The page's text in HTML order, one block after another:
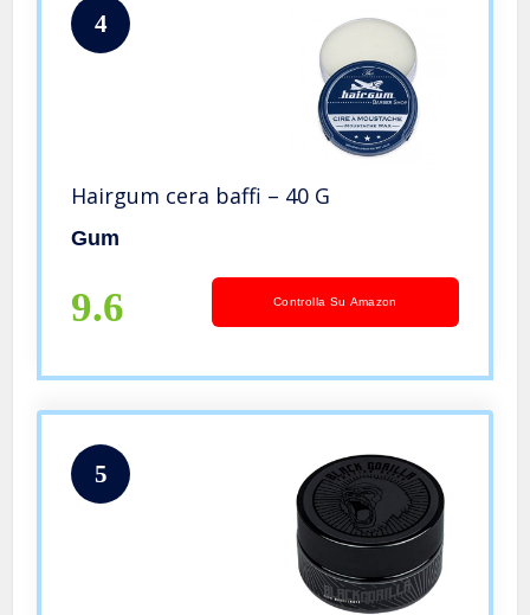
4
Hairgum cera baffi – 40 G
Gum
9.6 Controlla Su Amazon
5